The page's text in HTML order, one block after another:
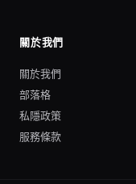
關於我們
關於我們
部落格
私隱政策
服務條款